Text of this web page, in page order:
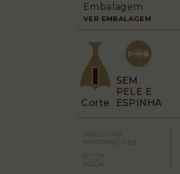
Embalagem
VER EMBALAGEM
Corte
SEM
PELE E
ESPINHA